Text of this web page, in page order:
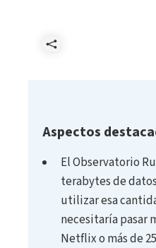
Compartir
Aspectos
El Observatorio
terabytes de
utilizar esa
necesitaría pasar
Netflix o más de